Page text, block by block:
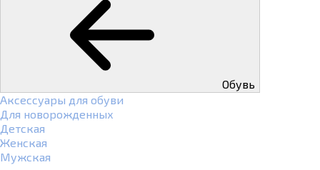
Обувь
Аксессуары для обуви
Для новорожденных
Детская
Женская
Мужская